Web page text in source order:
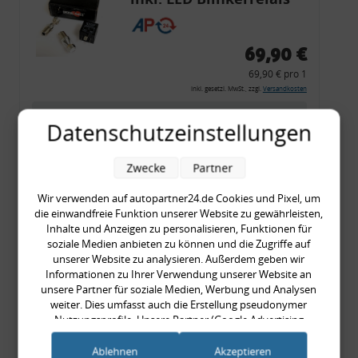
CF 14
69,90 €
69,90 € pro 1
inkl. gesetzl. MwSt., zzgl. Versandkosten
Merkzettel
Rückleuchtenband mit
Blinker, rot, US-Ecken,
Audi 80 Cabrio, Typ 89,
OE-Nr.: 8G0945225 +
8G0945225C
999,99 €
999,99 € pro 1
inkl. gesetzl. MwSt., zzgl.
Datenschutzeinstellungen
Wir verwenden auf autopartner24.de Cookies und Pixel, um
die einwandfreie Funktion unserer Website zu gewährleisten,
Inhalte und Anzeigen zu personalisieren, Funktionen für
soziale Medien anbieten zu können und die Zugriffe auf
unserer Website zu analysieren. Außerdem geben wir
Informationen zu Ihrer Verwendung unserer Website an
unsere Partner für soziale Medien, Werbung und Analysen
weiter. Dies umfasst auch die Erstellung pseudonymer
Nutzungsprofile. Unsere Partner (Google Advertising
Products) führen diese Informationen möglicherweise mit
weiteren Daten zusammen, die Sie ihnen bereitgestellt haben
Zwecke Partner
Ablehnen Akzeptieren